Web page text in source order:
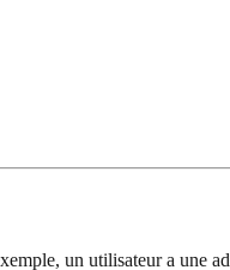
un utilisateur a une